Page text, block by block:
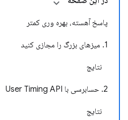
پاسخ آهسته، بهره وری کمتر
1. میزهای بزرگ را مجازی کنید
نتایج
2. حسابرسی با User Timing API
نتایج